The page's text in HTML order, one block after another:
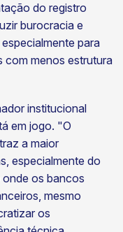
do registro
burocracia e
para
com menos estrutura
institucional
em jogo. "O
a maior
especialmente do
os bancos
mesmo
os